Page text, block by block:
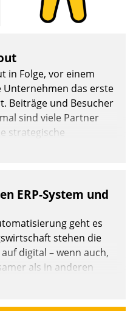
in Folge, vor einem
Unternehmen das erste
Beiträge und Besucher
sind viele Partner
strategische
ERP-System und
geht es
stehen die
digital – wenn auch,
als in anderen